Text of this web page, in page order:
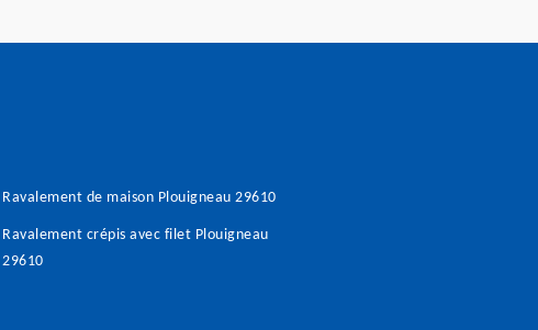
Ravalement de maison Plouigneau 29610
Ravalement crépis avec filet Plouigneau
29610